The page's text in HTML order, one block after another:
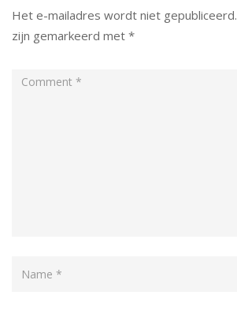
Het e-mailadres wordt niet gepubliceerd.
zijn gemarkeerd met *